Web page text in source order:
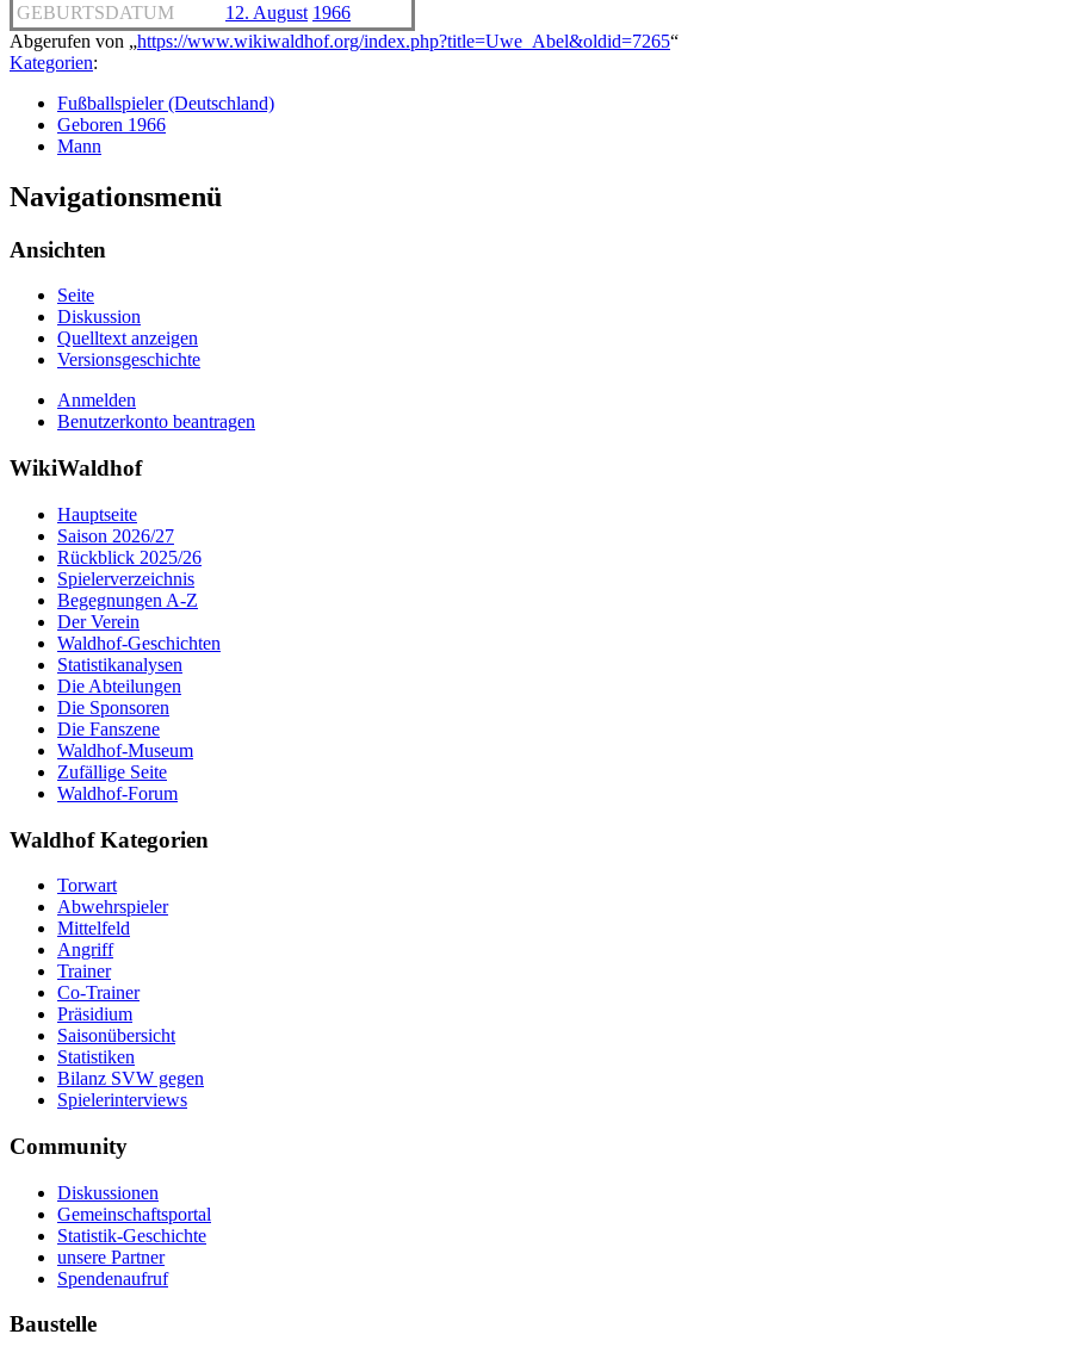
GEBURTSDATUM
12. August 1966
Abgerufen von „https://www.wikiwaldhof.org/index.php?title=Uwe_Abel&oldid=7265“
Kategorien:
Fußballspieler (Deutschland)
Geboren 1966
Mann
Navigationsmenü
Ansichten
Seite
Diskussion
Quelltext anzeigen
Versionsgeschichte
Anmelden
Benutzerkonto beantragen
WikiWaldhof
Hauptseite
Saison 2026/27
Rückblick 2025/26
Spielerverzeichnis
Begegnungen A-Z
Der Verein
Waldhof-Geschichten
Statistikanalysen
Die Abteilungen
Die Sponsoren
Die Fanszene
Waldhof-Museum
Zufällige Seite
Waldhof-Forum
Waldhof Kategorien
Torwart
Abwehrspieler
Mittelfeld
Angriff
Trainer
Co-Trainer
Präsidium
Saisonübersicht
Statistiken
Bilanz SVW gegen
Spielerinterviews
Community
Diskussionen
Gemeinschaftsportal
Statistik-Geschichte
unsere Partner
Spendenaufruf
Baustelle